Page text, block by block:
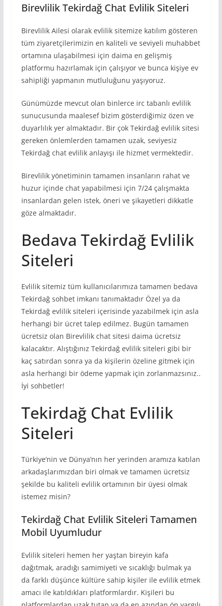
Birevlilik Tekirdağ Chat Evlilik Siteleri
Birevlilik Ailesi olarak evlilik sitemize katılım gösteren
tüm ziyaretçilerimizin en kaliteli ve seviyeli muhabbet
ortamına ulaşabilmesi için daima en gelişmiş
platformu hazırlamak için çalışıyor ve bunca kişiye ev
sahipliği yapmanın mutluluğunu yaşıyoruz.
Günümüzde mevcut olan binlerce irc tabanlı evlilik
sunucusunda maalesef bizim gösterdiğimiz özen ve
duyarlılık yer almaktadır. Bir çok Tekirdağ evlilik sitesi
gereken önlemlerden tamamen uzak, seviyesiz
Tekirdağ chat evlilik anlayışı ile hizmet vermektedir.
Birevlilik yönetiminin tamamen insanların rahat ve
huzur içinde chat yapabilmesi için 7/24 çalışmakta
insanlardan gelen istek, öneri ve şikayetleri dikkatle
göze almaktadır.
Bedava Tekirdağ Evlilik
Siteleri
Evlilik sitemiz tüm kullanıcılarımıza tamamen bedava
Tekirdağ sohbet imkanı tanımaktadır Özel ya da
Tekirdağ evlilik siteleri içerisinde yazabilmek için asla
herhangi bir ücret talep edilmez. Bugün tamamen
ücretsiz olan Birevlilik chat sitesi daima ücretsiz
kalacaktır. Alıştığınız Tekirdağ evlilik siteleri gibi bir
kaç satırdan sonra ya da kişilerin özeline gitmek için
asla herhangi bir ödeme yapmak için zorlanmazsınız..
İyi sohbetler!
Tekirdağ Chat Evlilik
Siteleri
Türkiye’nin ve Dünya’nın her yerinden aramıza katılan
arkadaşlarımızdan biri olmak ve tamamen ücretsiz
şekilde bu kaliteli evlilik ortamının bir üyesi olmak
istemez misin?
Tekirdağ Chat Evlilik Siteleri Tamamen
Mobil Uyumludur
Evlilik siteleri hemen her yaştan bireyin kafa
dağıtmak, aradığı samimiyeti ve sıcaklığı bulmak ya
da farklı düşünce kültüre sahip kişiler ile evlilik etmek
amacı ile katıldıkları platformlardır. Kişileri bu